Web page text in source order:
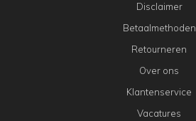
Disclaimer
Betaalmethoden
Retourneren
Over ons
Klantenservice
Vacatures